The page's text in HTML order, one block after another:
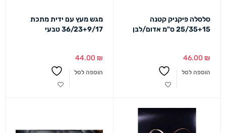
סלסלה פיקניק קטנה
25/35+15 ס"מ אדום/לבן
46.00 ₪
הוספה לסל
מגש מעץ עם ידית מתכת
36/23+9/17 טבעי
44.00 ₪
הוספה לסל